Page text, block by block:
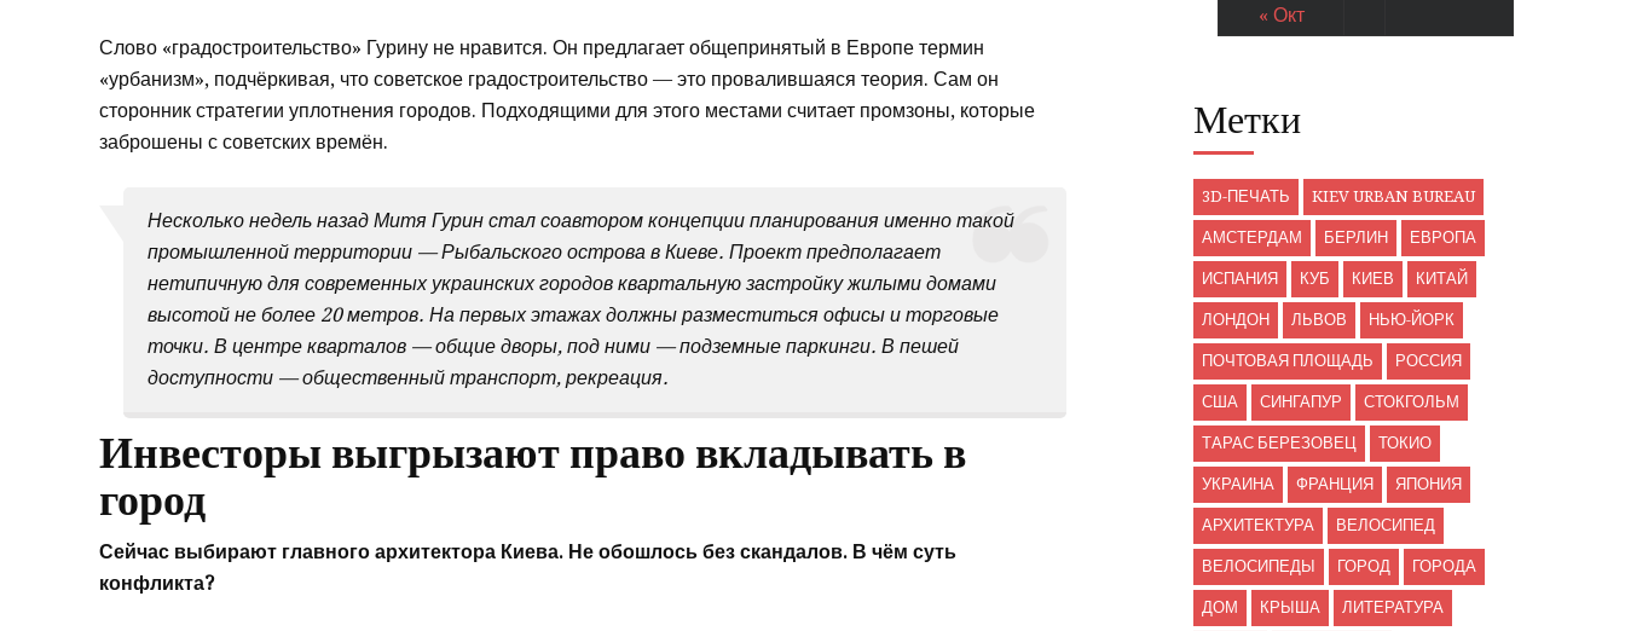
Слово «градостроительство» Гурину не нравится. Он предлагает общепринятый в Европе термин
«урбанизм», подчёркивая, что советское градостроительство — это провалившаяся теория. Сам он
сторонник стратегии уплотнения городов. Подходящими для этого местами считает промзоны, которые
заброшены с советских времён.
Несколько недель назад Митя Гурин стал соавтором концепции планирования именно такой
промышленной территории — Рыбальского острова в Киеве. Проект предполагает
нетипичную для современных украинских городов квартальную застройку жилыми домами
высотой не более 20 метров. На первых этажах должны разместиться офисы и торговые
точки. В центре кварталов — общие дворы, под ними — подземные паркинги. В пешей
доступности — общественный транспорт, рекреация.
Инвесторы выгрызают право вкладывать в
город
Сейчас выбирают главного архитектора Киева. Не обошлось без скандалов. В чём суть
конфликта?
« Окт
Метки
3D-ПЕЧАТЬ KIEV URBAN BUREAU
АМСТЕРДАМ БЕРЛИН ЕВРОПА
ИСПАНИЯ КУБ КИЕВ КИТАЙ
ЛОНДОН ЛЬВОВ НЬЮ-ЙОРК
ПОЧТОВАЯ ПЛОЩАДЬ РОССИЯ
США СИНГАПУР СТОКГОЛЬМ
ТАРАС БЕРЕЗОВЕЦ ТОКИО
УКРАИНА ФРАНЦИЯ ЯПОНИЯ
АРХИТЕКТУРА ВЕЛОСИПЕД
ВЕЛОСИПЕДЫ ГОРОД ГОРОДА
ДОМ КРЫША ЛИТЕРАТУРА